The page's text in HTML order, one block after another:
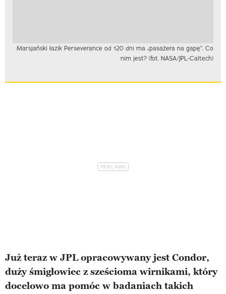
Marsjański łazik Perseverance od 120 dni ma „pasażera na gapę”. Co
nim jest? (fot. NASA/JPL-Caltech)
Już teraz w JPL opracowywany jest Condor,
duży śmigłowiec z sześcioma wirnikami, który
docelowo ma pomóc w badaniach takich